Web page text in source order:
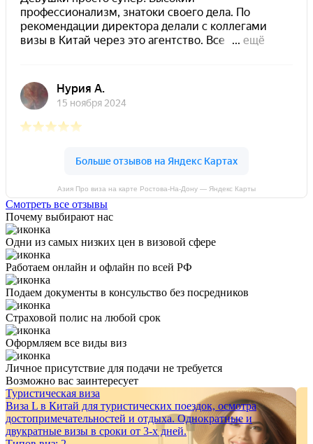
Азия Про виза на карте Ростова-На-Дону — Яндекс Карты
Смотреть все отзывы
Почему выбирают нас
Одни из самых низких цен в визовой сфере
Работаем онлайн и офлайн по всей РФ
Подаем документы в консульство без посредников
Страховой полис на любой срок
Оформляем все виды виз
Личное присутствие для подачи не требуется
Возможно вас заинтересует
Туристическая виза
Виза L в Китай для туристических поездок, осмотра
достопримечательностей и отдыха. Однократные и
двукратные визы в сроки от 3-х дней.